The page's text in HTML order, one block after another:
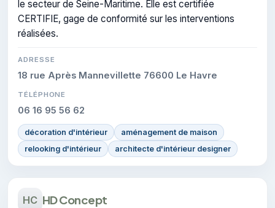
le secteur de Seine-Maritime. Elle est certifiée
CERTIFIE, gage de conformité sur les interventions
réalisées.
ADRESSE
18 rue Après Mannevillette 76600 Le Havre
TÉLÉPHONE
06 16 95 56 62
décoration d'intérieur
aménagement de maison
relooking d'intérieur
architecte d'intérieur designer
HC HD Concept